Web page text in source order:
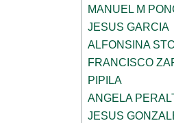
MANUEL M
JESUS GARCIA
ALFONSINA
FRANCISCO
PIPILA
ANGELA
JESUS